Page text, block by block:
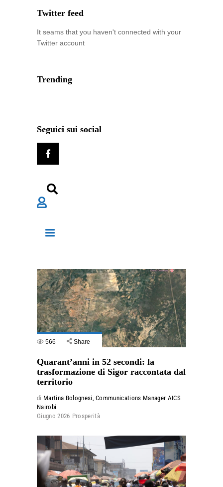
Twitter feed
It seams that you haven't connected with your
Twitter account
Trending
Seguici sui social
566 Share
Quarant’anni in 52 secondi: la
trasformazione di Sigor raccontata dal
territorio
di Martina Bolognesi, Communications Manager AICS
Nairobi
Giugno 2026 Prosperità